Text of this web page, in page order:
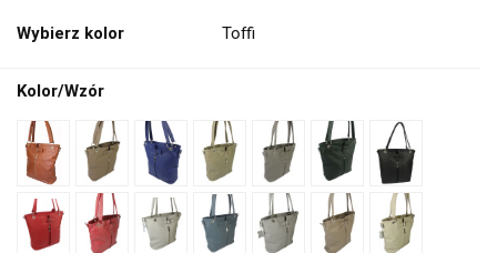
Wybierz kolor Toffi
Kolor/Wzór